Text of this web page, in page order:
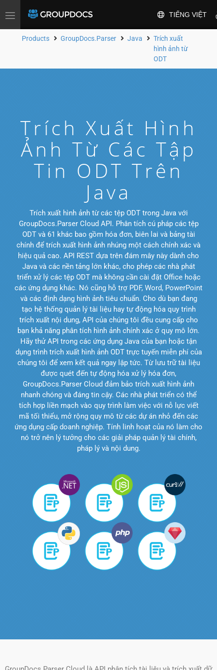
Toggle
TIẾNG VIỆT
Products GroupDocs.Parser Java
Trích xuất
hình ảnh từ
ODT
Trích Xuất Hình
Ảnh Từ Các Tập
Tin ODT Trên
Java
Trích xuất hình ảnh từ các tệp ODT trong Java với
GroupDocs.Parser Cloud API. Phân tích cú pháp các tệp
ODT và 61 khác bao gồm hóa đơn, biên lai và bảng tài
chính để trích xuất hình ảnh nhúng một cách chính xác và
hiệu quả cao. API REST dựa trên đám mây này dành cho
Java và các nền tảng lớn khác, cho phép các nhà phát
triển xử lý các tệp ODT mà không cần cài đặt Office hoặc
các ứng dụng khác. Nó cũng hỗ trợ PDF, Word, PowerPoint
và các định dạng hình ảnh tiêu chuẩn. Cho dù bạn đang
tạo hệ thống quản lý tài liệu hay tự động hóa quy trình
trích xuất nội dung, API của chúng tôi đều cung cấp cho
bạn khả năng phân tích hình ảnh chính xác ở quy mô lớn.
Hãy thử API trong các ứng dụng Java của bạn hoặc tận
dụng trình trích xuất hình ảnh ODT trực tuyến miễn phí của
chúng tôi để xem kết quả ngay lập tức. Từ lưu trữ tài liệu
được quét đến tự động hóa xử lý hóa đơn,
GroupDocs.Parser Cloud đảm bảo trích xuất hình ảnh
nhanh chóng và đáng tin cậy. Các nhà phát triển có thể
tích hợp liền mạch vào quy trình làm việc với nỗ lực viết
mã tối thiểu, mở rộng quy mô từ các dự án nhỏ đến các
ứng dụng cấp doanh nghiệp. Tính linh hoạt của nó làm cho
nó trở nên lý tưởng cho các giải pháp quản lý tài chính,
pháp lý và nội dung.